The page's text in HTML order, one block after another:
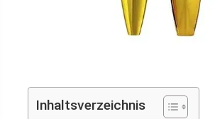
Inhaltsverzeichnis